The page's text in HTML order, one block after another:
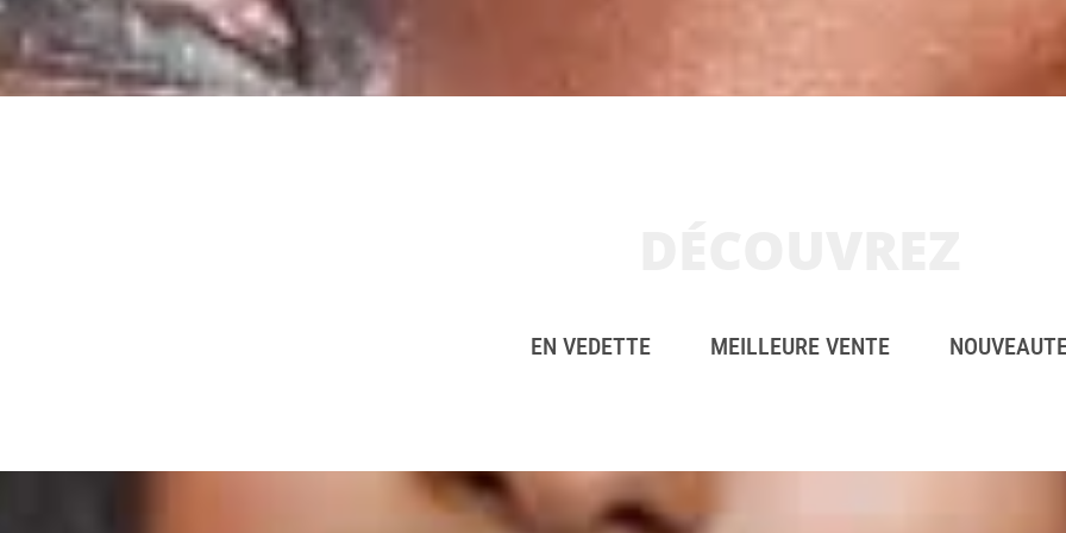
EN VEDETTE MEILLEURE VENTE